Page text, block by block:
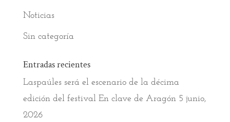
Noticias
Sin categoría
Entradas recientes
Laspaúles será el escenario de la décima
edición del festival En clave de Aragón 5 junio,
2026